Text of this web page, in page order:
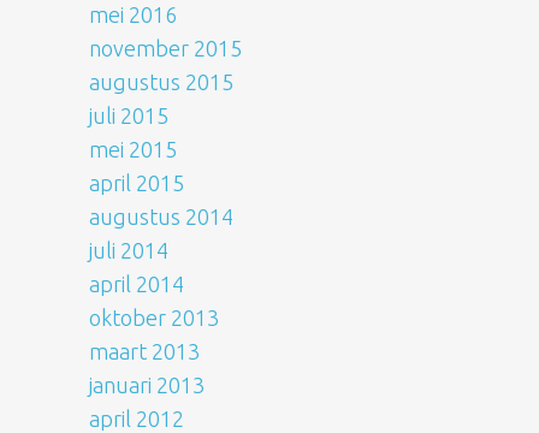
mei 2016
november 2015
augustus 2015
juli 2015
mei 2015
april 2015
augustus 2014
juli 2014
april 2014
oktober 2013
maart 2013
januari 2013
april 2012